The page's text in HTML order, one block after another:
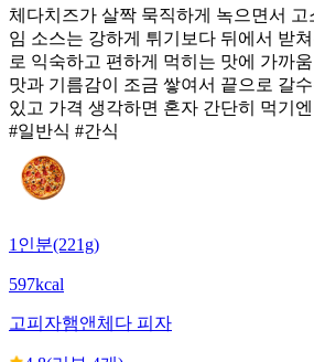
체다치즈가 살짝 묵직하게 녹으면서
임 소스는 강하게 튀기보다 뒤에서 받
로 익숙하고 편하게 먹히는 맛에 가까
맛과 기름감이 조금 쌓여서 끝으로 갈
있고 가격 생각하면 혼자 간단히 먹기
#일반식 #간식
1인분(221g)
597kcal
고피자햄앤체다 피자